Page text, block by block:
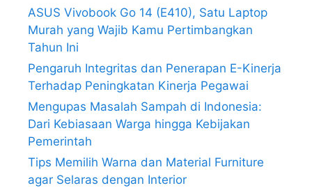
ASUS Vivobook Go 14 (E410), Satu Laptop
Murah yang Wajib Kamu Pertimbangkan
Tahun Ini
Pengaruh Integritas dan Penerapan E-Kinerja
Terhadap Peningkatan Kinerja Pegawai
Mengupas Masalah Sampah di Indonesia:
Dari Kebiasaan Warga hingga Kebijakan
Pemerintah
Tips Memilih Warna dan Material Furniture
agar Selaras dengan Interior